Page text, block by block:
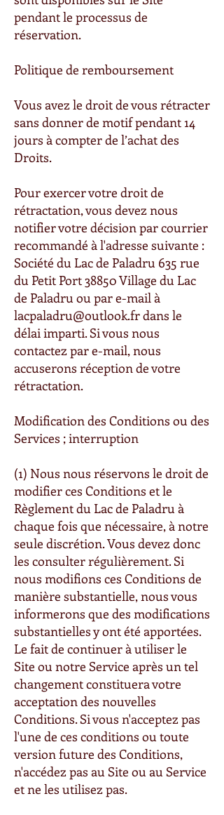
pendant le processus de
réservation.
Politique de remboursement
Vous avez le droit de vous rétracter
sans donner de motif pendant 14
jours à compter de l’achat des
Droits.
Pour exercer votre droit de
rétractation, vous devez nous
notifier votre décision par courrier
recommandé à l'adresse suivante :
Société du Lac de Paladru 635 rue
du Petit Port 38850 Village du Lac
de Paladru ou par e-mail à
lacpaladru@outlook.frdans le
délai imparti. Si vous nous
contactez par e-mail, nous
accuserons réception de votre
rétractation.
Modification des Conditions ou des
Services ; interruption
(1) Nous nous réservons le droit de
modifier ces Conditions et le
Règlement du Lac de Paladru à
chaque fois que nécessaire, à notre
seule discrétion. Vous devez donc
les consulter régulièrement. Si
nous modifions ces Conditions de
manière substantielle, nous vous
informerons que des modifications
substantielles y ont été apportées.
Le fait de continuer à utiliser le
Site ou notre Service après un tel
changement constituera votre
acceptation des nouvelles
Conditions. Si vous n'acceptez pas
l'une de ces conditions ou toute
version future des Conditions,
n'accédez pas au Site ou au Service
et ne les utilisez pas.